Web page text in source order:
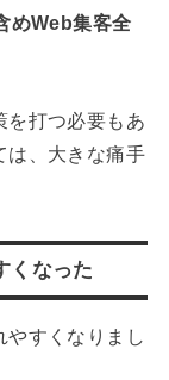
めWeb集客全
を打つ必要もあ
は、大きな痛手
くなった
やすくなりまし